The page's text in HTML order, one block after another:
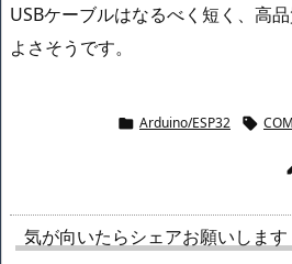
USBケーブルはなるべく短く、高
よさそうです。
 Arduino/ESP32 
気が向いたらシェアお願いします